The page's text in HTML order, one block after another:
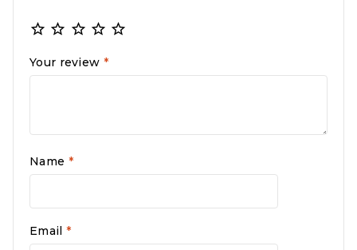
Your review *
Name *
Email *